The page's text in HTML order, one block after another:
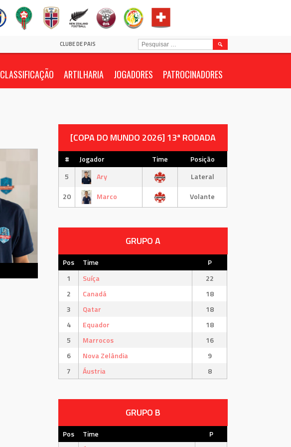
CLUBE DE PAIS
CLASSIFICAÇÃO ARTILHARIA JOGADORES PATROCINADORES
PESQUISAR
POR:
[COPA DO MUNDO 2026] 13ª RODADA
# Jogador Time
Posição
5
Ary
Lateral
20
Marco Volante
GRUPO A
Pos Time
P
1
Suíça
22
2
Canadá
18
3
Qatar
18
4
Equador
18
5
Marrocos
16
6
Nova Zelândia
9
7
Áustria 8
GRUPO B
Pos Time
P